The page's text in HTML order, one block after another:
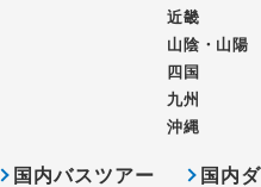
近畿
山陰・山陽
四国
九州
沖縄
国内バスツアー 国内